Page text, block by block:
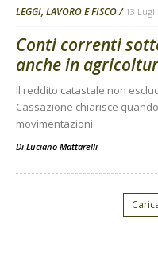
LEGGI, LAVORO E FISCO 13
Conti correnti
anche in
Il reddito catastale non
Cassazione chiarisce
movimentazioni
Di Luciano Mattarelli